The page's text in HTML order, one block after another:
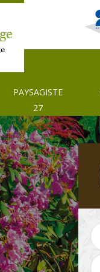
PAYSAGISTE
27
Tonte et réfection de
pelouse 27